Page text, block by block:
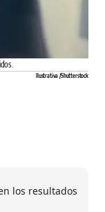
Ilustrativa /Shutterstock
los resultados